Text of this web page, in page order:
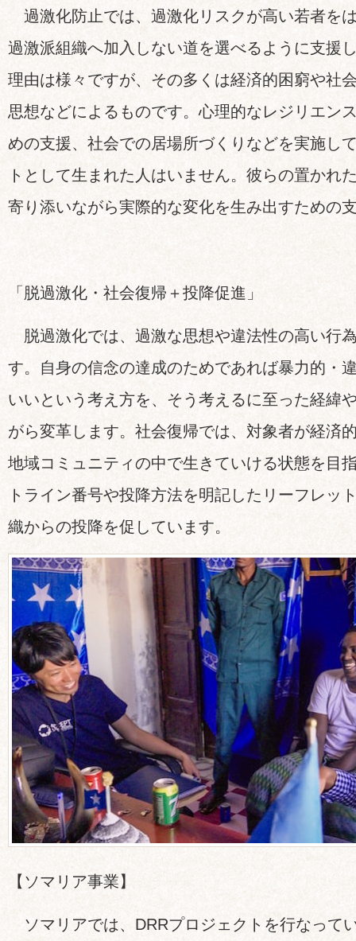
過激化防止では、過激化リスクが高い若者を
過激派組織へ加入しない道を選べるように支援
理由は様々ですが、その多くは経済的困窮や社
思想などによるものです。心理的なレジリエン
めの支援、社会での居場所づくりなどを実施し
トとして生まれた人はいません。彼らの置かれ
寄り添いながら実際的な変化を生み出すための
「脱過激化・社会復帰＋投降促進」
脱過激化では、過激な思想や違法性の高い行
す。自身の信念の達成のためであれば暴力的・
いいという考え方を、そう考えるに至った経緯
がら変革します。社会復帰では、対象者が経済
地域コミュニティの中で生きていける状態を目
トライン番号や投降方法を明記したリーフレッ
織からの投降を促しています。
【ソマリア事業】
ソマリアでは、DRRプロジェクトを行なって